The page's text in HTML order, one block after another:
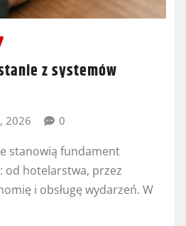
z systemów
2026 0
stanowią fundament
od hotelarstwa, przez
i obsługę wydarzeń. W